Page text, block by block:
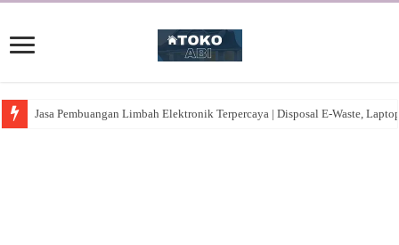
Jasa Pembuangan Limbah Elektronik Terpercaya | Disposal E-Waste,